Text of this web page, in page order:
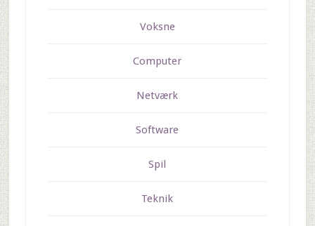
Voksne
Computer
Netværk
Software
Spil
Teknik